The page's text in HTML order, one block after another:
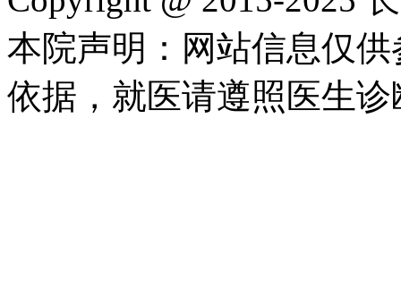
本院声明：网站信息仅
依据，就医请遵照医生诊